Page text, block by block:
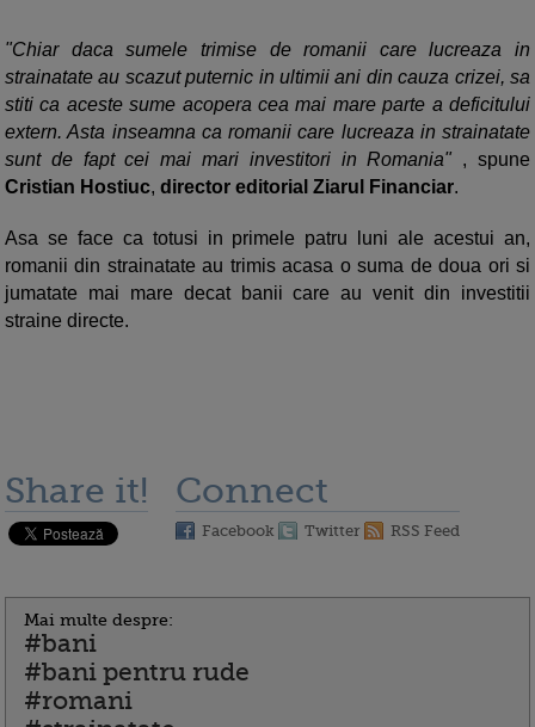
"Chiar daca sumele trimise de romanii care lucreaza in
strainatate au scazut puternic in ultimii ani din cauza crizei, sa
stiti ca aceste sume acopera cea mai mare parte a deficitului
extern. Asta inseamna ca romanii care lucreaza in strainatate
sunt de fapt cei mai mari investitori in Romania" , spune
Cristian Hostiuc, director editorial Ziarul Financiar.
Asa se face ca totusi in primele patru luni ale acestui an,
romanii din strainatate au trimis acasa o suma de doua ori si
jumatate mai mare decat banii care au venit din investitii
straine directe.
Share it! Connect
Facebook Twitter RSS Feed
Mai multe despre:
#bani
#bani pentru rude
#romani